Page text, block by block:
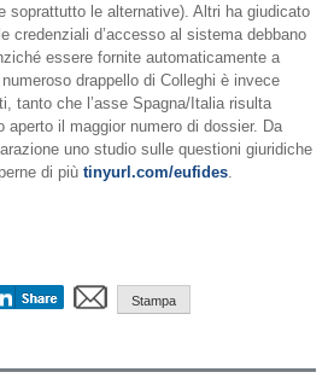
soprattutto le alternative). Altri ha giudicato
credenziali d’accesso al sistema debbano
essere fornite automaticamente a
drappello di Colleghi è invece
tanto che l’asse Spagna/Italia risulta
il maggior numero di dossier. Da
uno studio sulle questioni giuridiche
di più tinyurl.com/eufides.
Stampa